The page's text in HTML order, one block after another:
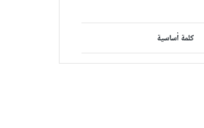
كلمة أساسية